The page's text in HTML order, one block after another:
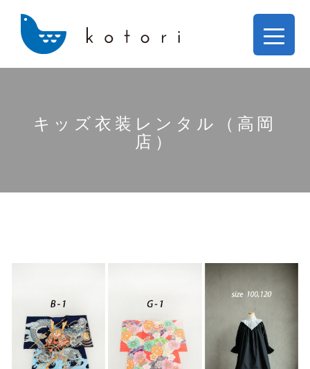
キッズ衣装レンタル（高岡
店）